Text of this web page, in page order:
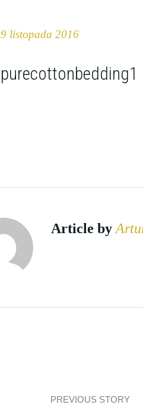
9 listopada 2016
purecottonbedding1
Article by
PREVIOUS STORY